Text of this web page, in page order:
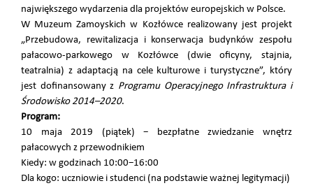
największego wydarzenia dla projektów europejskich w Polsce.
W Muzeum Zamoyskich w Kozłówce realizowany jest projekt
„Przebudowa, rewitalizacja i konserwacja budynków zespołu
pałacowo-parkowego w Kozłówce (dwie oficyny, stajnia,
teatralnia) z adaptacją na cele kulturowe i turystyczne”, który
jest dofinansowany z Programu Operacyjnego Infrastruktura i
Środowisko 2014–2020.
Program:
10 maja 2019 (piątek) − bezpłatne zwiedzanie wnętrz
pałacowych z przewodnikiem
Kiedy: w godzinach 10:00−16:00
Dla kogo: uczniowie i studenci (na podstawie ważnej legitymacji)